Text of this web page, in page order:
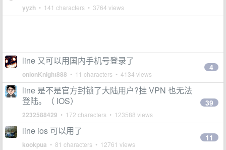
yyzh • 141 characters • 3764 views
line 又可以用国内手机号登录了
onionKnight888 • 11 characters • 4134 views
4
line 是不是官方封锁了大陆用户?挂 VPN 也无法
登陆。（ IOS）
2232588429 • 172 characters • 123588 views
39
line ios 可以用了
kookpua • 81 characters • 12761 views
11